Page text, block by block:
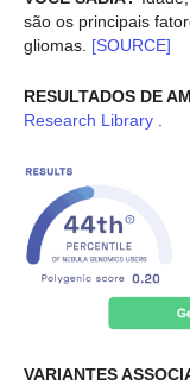
são os principais
gliomas. [SOURCE]
RESULTADOS DE
Research Library
VARIANTES